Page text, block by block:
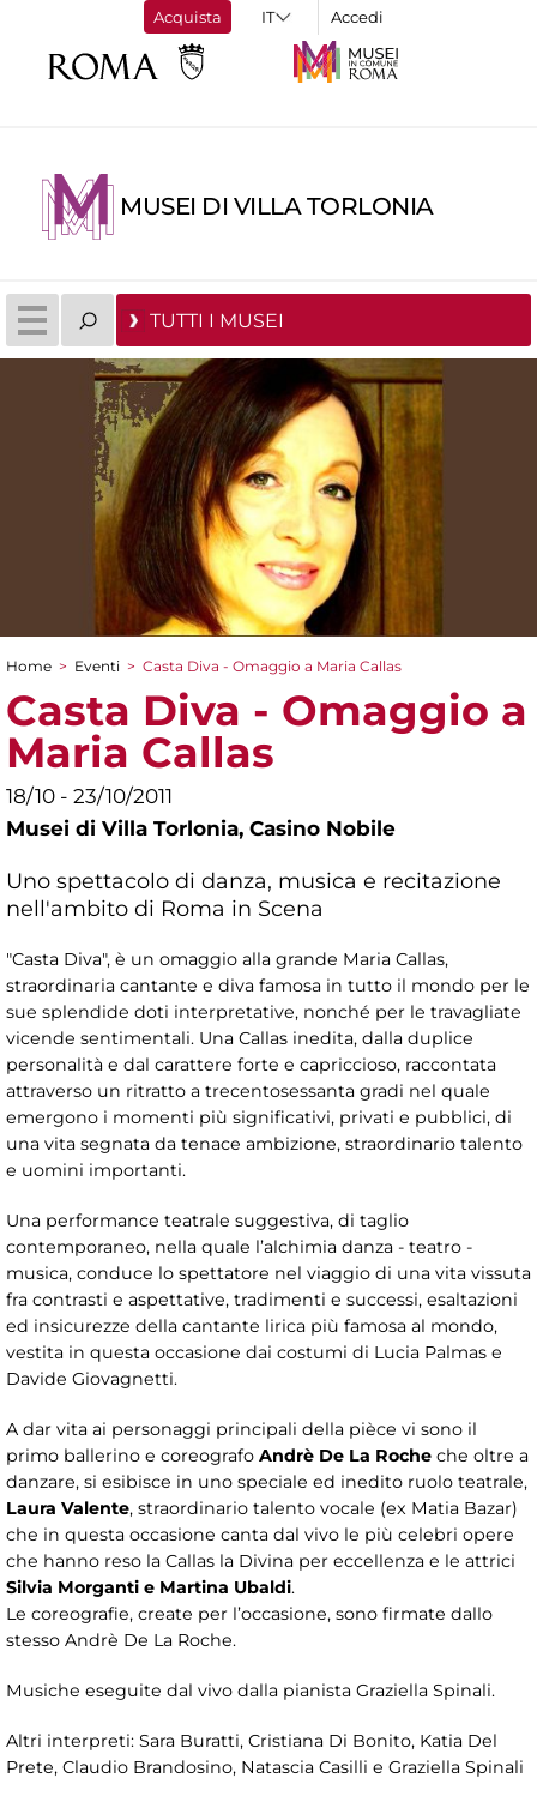
Acquista Accedi
MUSEI DI VILLA TORLONIA
TUTTI I MUSEI
Tu sei qui
Home > Eventi > Casta Diva - Omaggio a Maria Callas
Casta Diva - Omaggio a
Maria Callas
18/10 - 23/10/2011
Musei di Villa Torlonia, Casino Nobile
Uno spettacolo di danza, musica e recitazione
nell'ambito di Roma in Scena
"Casta Diva", è un omaggio alla grande Maria Callas,
straordinaria cantante e diva famosa in tutto il mondo per le
sue splendide doti interpretative, nonché per le travagliate
vicende sentimentali. Una Callas inedita, dalla duplice
personalità e dal carattere forte e capriccioso, raccontata
attraverso un ritratto a trecentosessanta gradi nel quale
emergono i momenti più significativi, privati e pubblici, di
una vita segnata da tenace ambizione, straordinario talento
e uomini importanti.
Una performance teatrale suggestiva, di taglio
contemporaneo, nella quale l’alchimia danza - teatro -
musica, conduce lo spettatore nel viaggio di una vita vissuta
fra contrasti e aspettative, tradimenti e successi, esaltazioni
ed insicurezze della cantante lirica più famosa al mondo,
vestita in questa occasione dai costumi di Lucia Palmas e
Davide Giovagnetti.
A dar vita ai personaggi principali della pièce vi sono il
primo ballerino e coreografo Andrè De La Roche che oltre a
danzare, si esibisce in uno speciale ed inedito ruolo teatrale,
Laura Valente, straordinario talento vocale (ex Matia Bazar)
che in questa occasione canta dal vivo le più celebri opere
che hanno reso la Callas la Divina per eccellenza e le attrici
Silvia Morganti e Martina Ubaldi.
Le coreografie, create per l’occasione, sono firmate dallo
stesso Andrè De La Roche.
Musiche eseguite dal vivo dalla pianista Graziella Spinali.
Altri interpreti: Sara Buratti, Cristiana Di Bonito, Katia Del
Prete, Claudio Brandosino, Natascia Casilli e Graziella Spinali